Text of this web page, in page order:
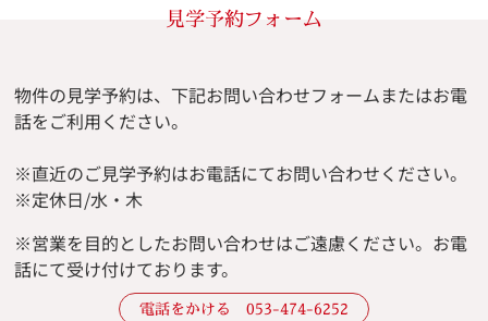
見学予約フォーム
物件の見学予約は、下記お問い合わせフォームまたはお電
話をご利用ください。
※直近のご見学予約はお電話にてお問い合わせください。
※定休日/水・木
※営業を目的としたお問い合わせはご遠慮ください。 お電
話にて受け付けております。
電話をかける 053-474-6252